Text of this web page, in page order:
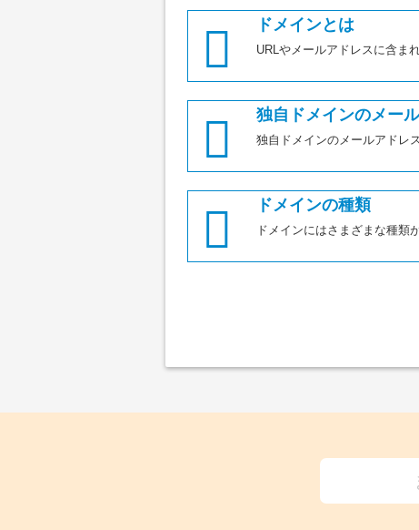
ドメインとは
URLやメールアドレスに含ま
独自ドメインのメー
独自ドメインのメールアドレ
ドメインの種類
ドメインにはさまざまな種類